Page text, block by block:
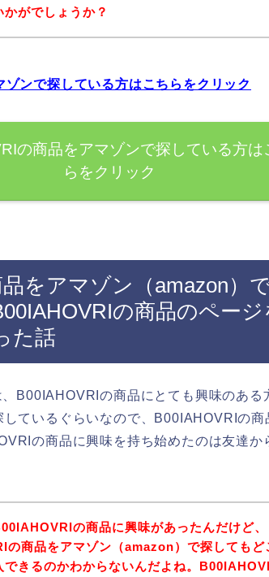
がでしょうか？
ンで探している方はこちらをクリック
の商品をアマゾンで探している方は
らをクリック
をアマゾン（amazon）
の商品のペー
た話
B00IAHOVRIの商品にとても興味のある
ているぐらいなので、B00IAHOVRIの商
の商品に興味を持ち始めたのは友達か
の商品に興味があったんだけど、
の商品をアマゾン（amazon）で探してもど
できるのかわからないんだよね。